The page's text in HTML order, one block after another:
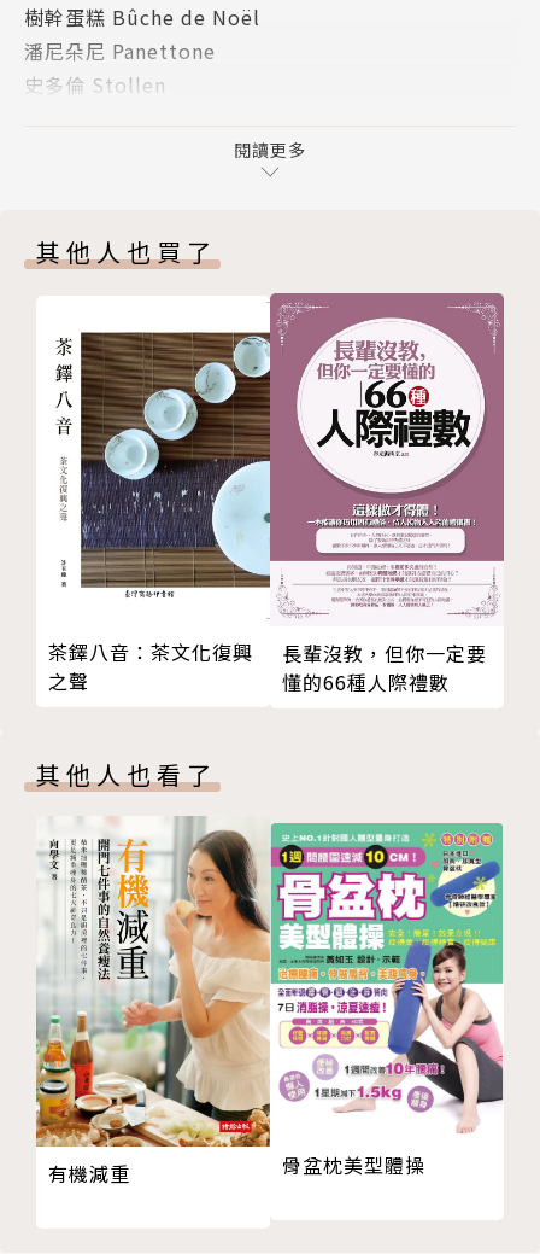
堅持初衷，從被認定為「只能撐半年」的小店，經營至
今十年，成為歐式麵包甜點熱愛者熟知品牌。
一路走來，用心選用品質優良、無添加的天然原物料，
樹幹蛋糕 Bûche de Noël
潘尼朵尼 Panettone
史多倫 Stollen
香料蛋糕 Pain d'épices
耶誕餅乾 Biscuits de Noël
Part 02 為最愛的人烘焙，是一種幸福：珠寶盒的初心
牛角可頌 Croissant
面具 Fougasse
拖鞋 Ciabatta
鮮奶布里歐 Brioche
農夫 Seigle Raisins-Noix
波爾多皇冠 Couronne Bordelaise
奶油維也納 Viennois avec Beurre
起士巧巴達 Ciabatta au formage cheddar
〈特別篇〉歐式麵包，你還可以這樣吃
Part 03 每一口都是療癒：珠寶盒無可取代之美
紅椒巧克力 Mousse de Poivron Rouge
麥卡倫 Macallan
三重奏 Mousse aux Trois Chocolats
柚滋 Tarte au Yuzu
遇見西西里 Mousse Framboise Pistache
蒙布朗 Mont Blanc
黃金歐布納斯 Tarte aux Marrons d'Aubenas
栗子巴斯克餅 Gâteau Basque
太陽 Le Soleil
Part 04 融化在舌尖的美味：珠寶盒的祕密
紅酒洋梨蘋果塔 Tarte Pommes-Poires et Vin Roug
可露麗 Canelé
蘋果派 Feuilleté Pommes
閱讀更多
其他人也買了
茶鐸八音：茶文化復興
之聲
長輩沒教，但你一定要
懂的66種人際禮數
其他人也看了
有機減重 骨盆枕美型體操